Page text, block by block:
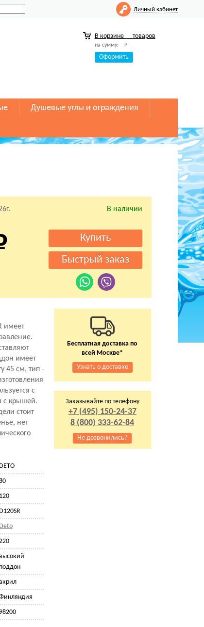
Личный кабинет
В корзине товаров
на сумму: Р
Оформить
Душевые углы и ограждения
В наличии
имеет
имеет
45 см, тип -
с
с крышей.
стоит
нет
DETO
120
D120SR
Deto
высокий
поддон
98200
Бесплатная доставка по
всей Москве*
Узнать о доставке
Заказывайте по телефону
+7 (495) 150-24-37
8 (800) 333-62-84
Не дозвонились?